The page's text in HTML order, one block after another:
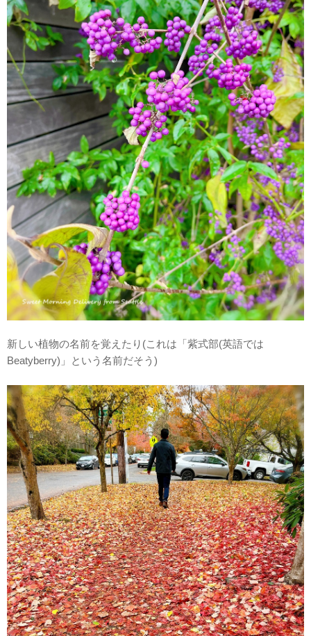
新しい植物の名前を覚えたり(これは「紫式部(英語では
Beatyberry)」という名前だそう)